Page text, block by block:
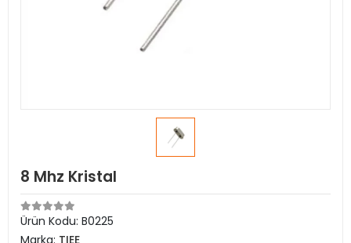
8 Mhz Kristal
Ürün Kodu: B0225
Marka: TIEE